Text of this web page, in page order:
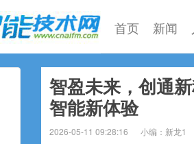
技术网
首页 新闻
智盈未来，创通
智能新体验
2026-05-11 09:28:16 小编：新龙1